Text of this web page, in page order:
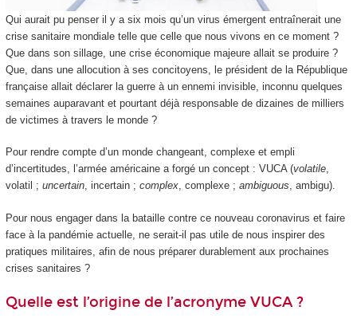
Qui aurait pu penser il y a six mois qu’un virus émergent entraînerait une
crise sanitaire mondiale telle que celle que nous vivons en ce moment ?
Que dans son sillage, une crise économique majeure allait se produire ?
Que, dans une allocution à ses concitoyens, le président de la République
française allait déclarer la guerre à un ennemi invisible, inconnu quelques
semaines auparavant et pourtant déjà responsable de dizaines de milliers
de victimes à travers le monde ?
Pour rendre compte d’un monde changeant, complexe et empli
d’incertitudes, l’armée américaine a forgé un concept : VUCA (volatile,
volatil ; uncertain, incertain ; complex, complexe ; ambiguous, ambigu).
Pour nous engager dans la bataille contre ce nouveau coronavirus et faire
face à la pandémie actuelle, ne serait-il pas utile de nous inspirer des
pratiques militaires, afin de nous préparer durablement aux prochaines
crises sanitaires ?
Quelle est l’origine de l’acronyme VUCA ?